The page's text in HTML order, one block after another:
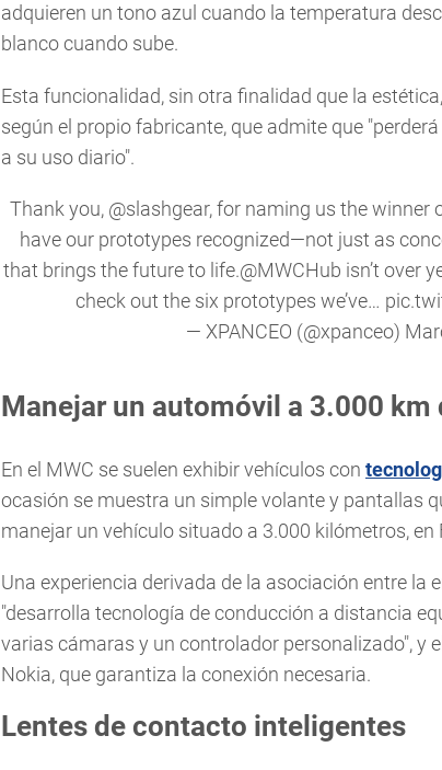
adquieren un tono azul cuando la temperatura
blanco cuando sube.
Esta funcionalidad, sin otra finalidad que la
según el propio fabricante, que admite que
a su uso diario".
Thank you, @slashgear, for naming us the winner
have our prototypes recognized—not just as
that brings the future to life.@MWCHub isn’t over
check out the six prototypes we’ve…
— XPANCEO (@xpanceo)
Manejar un automóvil a 3.000 km
En el MWC se suelen exhibir vehículos con
ocasión se muestra un simple volante y pantallas
manejar un vehículo situado a 3.000 kilómetros, en
Una experiencia derivada de la asociación entre la
"desarrolla tecnología de conducción a distancia
varias cámaras y un controlador personalizado", y
Nokia, que garantiza la conexión necesaria.
Lentes de contacto inteligentes